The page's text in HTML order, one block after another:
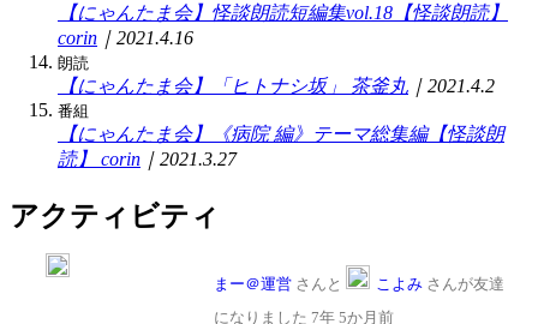
【にゃんたま会】怪談朗読短編集vol.18【怪談朗読】
corin ｜2021.4.16
朗読
【にゃんたま会】「ヒトナシ坂」 茶釜丸 ｜2021.4.2
番組
【にゃんたま会】《病院 編》テーマ総集編【怪談朗
読】
corin ｜2021.3.27
アクティビティ
まー＠運営 さんと こよみ さんが友達
になりました 7年 5か月前